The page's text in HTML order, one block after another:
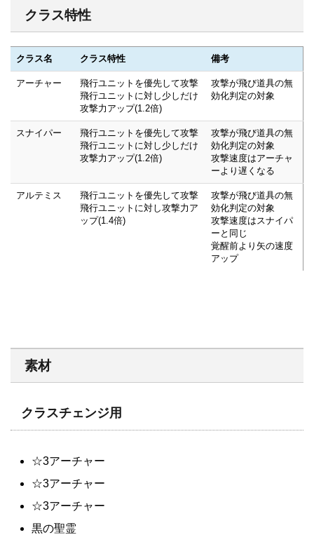
クラス特性
クラス名 クラス特性 備考
アーチャー
飛行ユニットを優先して攻撃
飛行ユニットに対し少しだけ
攻撃力アップ(1.2倍)
攻撃が飛び道具の無
効化判定の対象
スナイパー
飛行ユニットを優先して攻撃
飛行ユニットに対し少しだけ
攻撃力アップ(1.2倍)
攻撃が飛び道具の無
効化判定の対象
攻撃速度はアーチャ
ーより遅くなる
アルテミス
飛行ユニットを優先して攻撃
飛行ユニットに対し攻撃力ア
ップ(1.4倍)
攻撃が飛び道具の無
効化判定の対象
攻撃速度はスナイパ
ーと同じ
覚醒前より矢の速度
アップ
素材
クラスチェンジ用
☆3アーチャー
☆3アーチャー
☆3アーチャー
黒の聖霊